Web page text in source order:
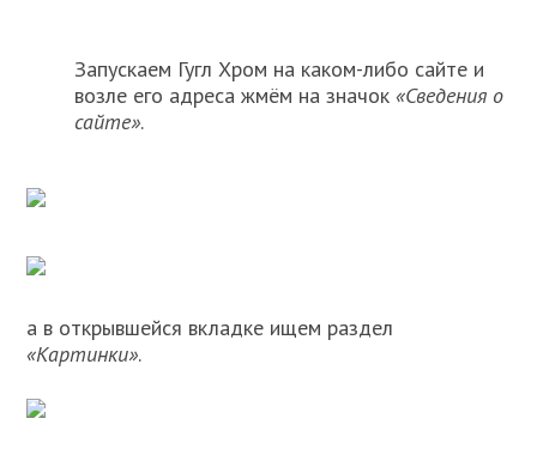
Запускаем Гугл Хром на каком-либо сайте и
возле его адреса жмём на значок«Сведения о
сайте».
а в открывшейся вкладке ищем раздел
«Картинки».